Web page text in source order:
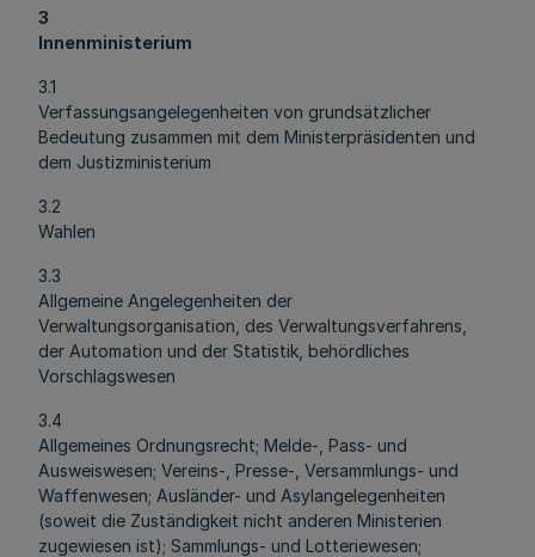
3
Innenministerium
3.1
Verfassungsangelegenheiten von grundsätzlicher
Bedeutung zusammen mit dem Ministerpräsidenten und
dem Justizministerium
3.2
Wahlen
3.3
Allgemeine Angelegenheiten der
Verwaltungsorganisation, des Verwaltungsverfahrens,
der Automation und der Statistik, behördliches
Vorschlagswesen
3.4
Allgemeines Ordnungsrecht; Melde-, Pass- und
Ausweiswesen; Vereins-, Presse-, Versammlungs- und
Waffenwesen; Ausländer- und Asylangelegenheiten
(soweit die Zuständigkeit nicht anderen Ministerien
zugewiesen ist); Sammlungs- und Lotteriewesen;